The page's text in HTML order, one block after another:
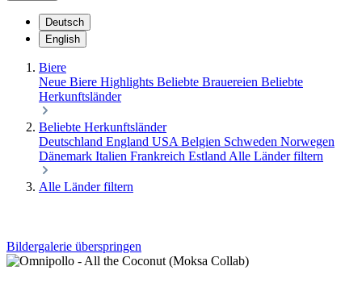
Deutsch
English
Biere
Neue Biere Highlights Beliebte Brauereien Beliebte
Herkunftsländer
Beliebte Herkunftsländer
Deutschland England USA Belgien Schweden Norwegen
Dänemark Italien Frankreich Estland Alle Länder filtern
Alle Länder filtern
Bildergalerie überspringen